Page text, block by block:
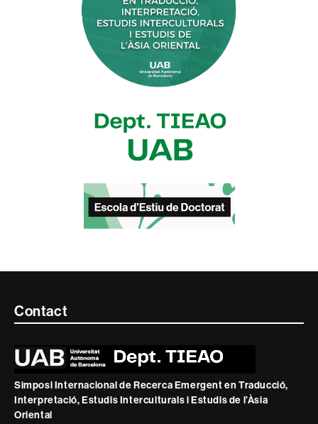
Contacte
informació
legal
Contact
Simposi Internacional de Recerca Emergent en Traducció,
Interpretació, Estudis Interculturals i Estudis de l’Àsia
Oriental